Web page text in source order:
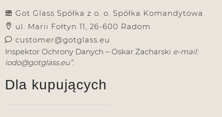
Got Glass Spółka z o. o. Spółka Komandytowa
ul. Marii Fołtyn 11, 26-600 Radom
customer@gotglass.eu
Inspektor Ochrony Danych – Oskar Zacharski e-mail:
iodo@gotglass.eu”.
Dla kupujących